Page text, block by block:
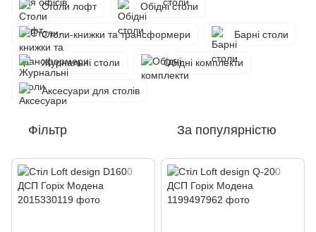
Столи лофт Обідні столи
Столи-книжки та трансформери Барні столи
Журнальні столи Обідні комплекти
Аксесуари для столів
Фільтр За популярністю